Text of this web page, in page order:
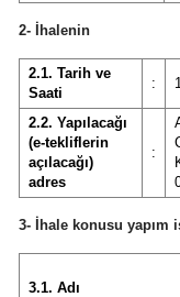
2- İhalenin
2.1. Tarih ve
Saati
:
2.2. Yapılacağı
(e-tekliflerin
açılacağı)
adres
:
3- İhale konusu yapım
3.1. Adı